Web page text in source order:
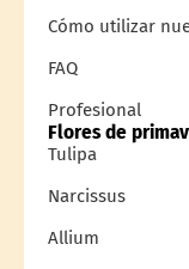
Cómo utilizar
FAQ
Profesional
Flores de
Tulipa
Narcissus
Allium